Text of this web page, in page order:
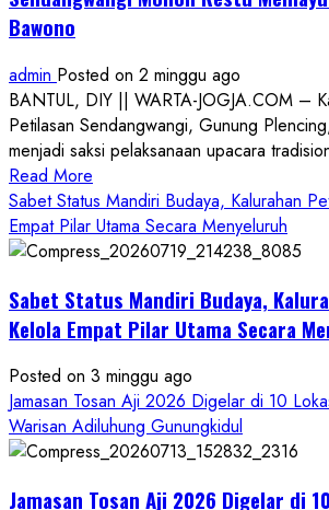
Bawono
admin Posted on 2 minggu ago
BANTUL, DIY || WARTA-JOGJA.COM –
Petilasan Sendangwangi, Gunung
menjadi saksi pelaksanaan upacara
Read More
more
about
Dihadiri
Nasional,
Ruwatan
Petilasan
Sendangwangi
Mohon
Restu
Hayuning
Sabet Status Mandiri Budaya, Kalurahan
Empat Pilar Utama Secara Menyeluruh
Sabet Status Mandiri Budaya,
Kelola Empat Pilar Utama Secara
Posted on 3 minggu ago
Jamasan Tosan Aji 2026 Digelar di 10
Warisan Adiluhung Gunungkidul
Jamasan Tosan Aji 2026 Digelar di